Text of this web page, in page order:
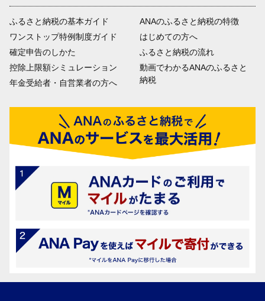
ふるさと納税の基本ガイド
ワンストップ特例制度ガイド
確定申告のしかた
控除上限額シミュレーション
年金受給者・自営業者の方へ
ANAのふるさと納税の特徴
はじめての方へ
ふるさと納税の流れ
動画でわかるANAのふるさと
納税